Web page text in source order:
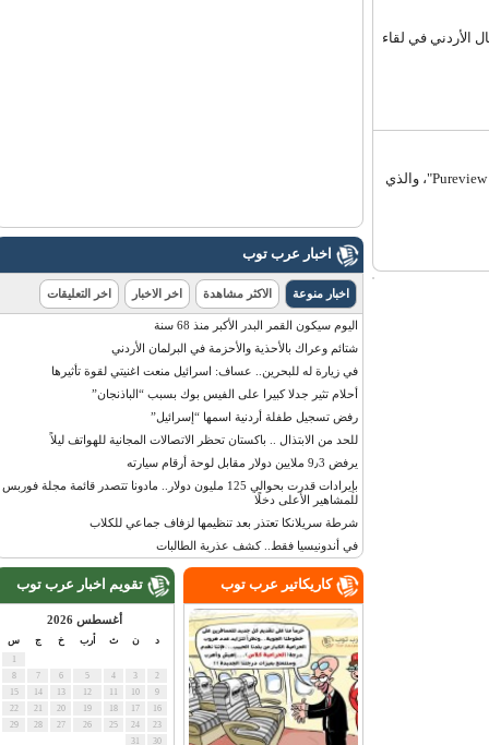
في لقاء
عرب توب - العربية - قدمت شركة "نوكيا" هاتفا ذكيا جديدا يحمل اسم "808 Pureview"، والذي
اخبار عرب توب
اخبار منوعة الاكثر مشاهدة اخر الاخبار اخر التعليقات
اليوم سيكون القمر البدر الأكبر منذ 68 سنة
شتائم وعراك بالأحذية والأحزمة في البرلمان الأردني
في زيارة له للبحرين.. عساف: اسرائيل منعت اغنيتي لقوة تأثيرها
أحلام تثير جدلا كبيرا على الفيس بوك بسبب “الباذنجان”
رفض تسجيل طفلة أردنية اسمها “إسرائيل”
للحد من الابتذال .. باكستان تحظر الاتصالات المجانية للهواتف ليلاً
يرفض 9٫3 ملايين دولار مقابل لوحة أرقام سيارته
بإيرادات قدرت بحوالي 125 مليون دولار.. مادونا تتصدر قائمة مجلة فوربس
للمشاهير الأعلى دخلًا
شرطة سريلانكا تعتذر بعد تنظيمها لزفاف جماعي للكلاب
في أندونيسيا فقط.. كشف عذرية الطالبات
تقويم اخبار عرب توب
أغسطس 2026
أرب س
كاريكاتير عرب توب